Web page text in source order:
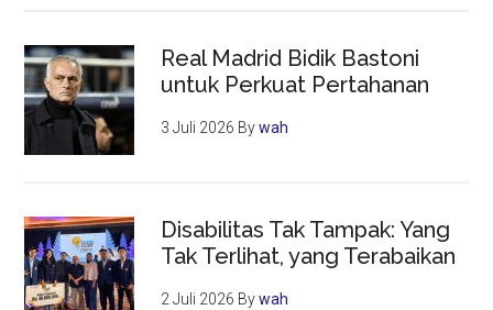
Real Madrid Bidik Bastoni
untuk Perkuat Pertahanan
3 Juli 2026 Bywah
Disabilitas Tak Tampak: Yang
Tak Terlihat, yang Terabaikan
2 Juli 2026 Bywah